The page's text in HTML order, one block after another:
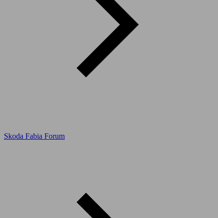
Skoda Fabia Forum